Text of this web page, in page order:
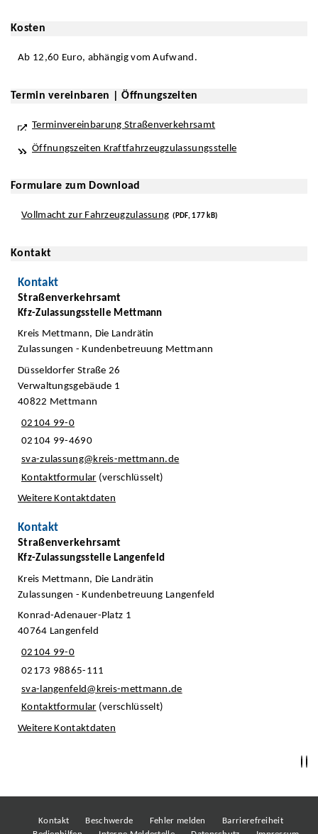
Kosten
Ab 12,60 Euro, abhängig vom Aufwand.
Termin vereinbaren | Öffnungszeiten
Terminvereinbarung Straßenverkehrsamt
Öffnungszeiten Kraftfahrzeugzulassungsstelle
Formulare zum Download
Vollmacht zur Fahrzeugzulassung (PDF, 177 kB)
Kontakt
Kontakt
Straßenverkehrsamt
Kfz-Zulassungsstelle Mettmann
Kreis Mettmann, Die Landrätin
Zulassungen - Kundenbetreuung Mettmann
Düsseldorfer Straße 26
Verwaltungsgebäude 1
40822 Mettmann
02104 99-0
02104 99-4690
sva-zulassung@kreis-mettmann.de
Kontaktformular (verschlüsselt)
Weitere Kontaktdaten
Kontakt
Straßenverkehrsamt
Kfz-Zulassungsstelle Langenfeld
Kreis Mettmann, Die Landrätin
Zulassungen - Kundenbetreuung Langenfeld
Konrad-Adenauer-Platz 1
40764 Langenfeld
02104 99-0
02173 98865-111
sva-langenfeld@kreis-mettmann.de
Kontaktformular (verschlüsselt)
Weitere Kontaktdaten
Kontakt Beschwerde Fehler melden
Barrierefreiheit